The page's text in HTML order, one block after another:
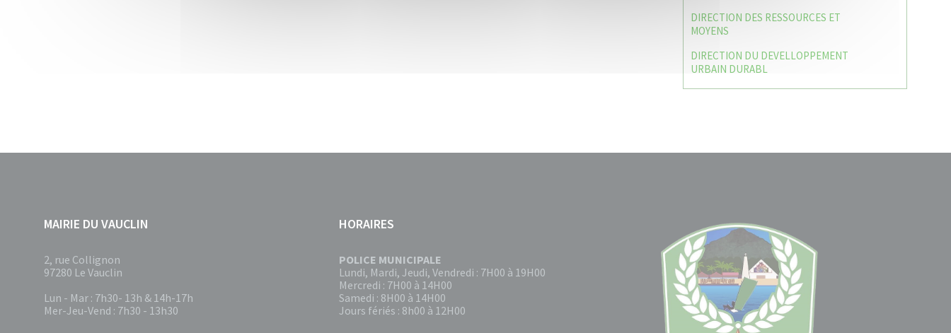
DIRECTION DES RESSOURCES ET
MOYENS
DIRECTION DU DEVELLOPPEMENT
URBAIN DURABL
MAIRIE DU VAUCLIN
2, rue Collignon
97280 Le Vauclin
Lun - Mar : 7h30- 13h & 14h-17h
Mer-Jeu-Vend : 7h30 - 13h30
HORAIRES
POLICE MUNICIPALE
Lundi, Mardi, Jeudi, Vendredi : 7H00 à 19H00
Mercredi : 7H00 à 14H00
Samedi : 8H00 à 14H00
Jours fériés : 8h00 à 12H00